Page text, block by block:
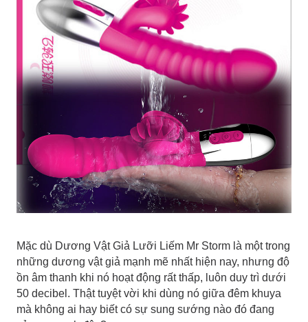
Mặc dù Dương Vật Giả Lưỡi Liếm Mr Storm là một trong
những dương vật giả mạnh mẽ nhất hiện nay, nhưng độ
ồn âm thanh khi nó hoạt động rất thấp, luôn duy trì dưới
50 decibel. Thật tuyệt vời khi dùng nó giữa đêm khuya
mà không ai hay biết có sự sung sướng nào đó đang